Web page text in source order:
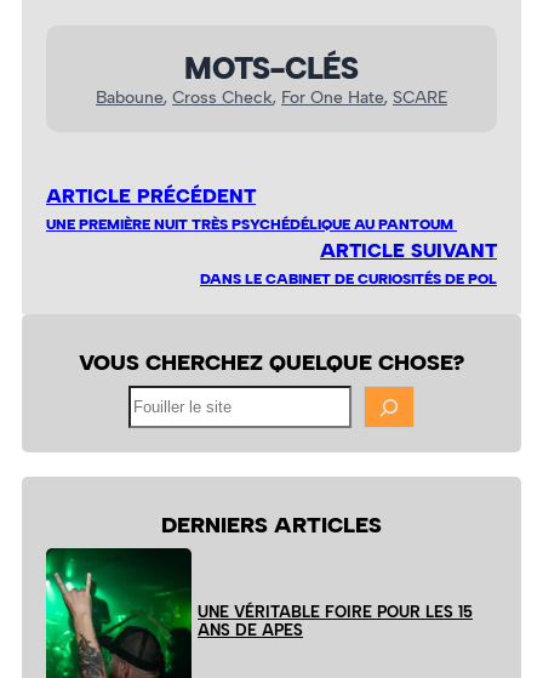
MOTS-CLÉS
Baboune, Cross Check, For One Hate, SCARE
ARTICLE PRÉCÉDENT
UNE PREMIÈRE NUIT TRÈS PSYCHÉDÉLIQUE AU PANTOUM
ARTICLE SUIVANT
DANS LE CABINET DE CURIOSITÉS DE POL
VOUS CHERCHEZ QUELQUE CHOSE?
DERNIERS ARTICLES
UNE VÉRITABLE FOIRE POUR LES 15
ANS DE APES